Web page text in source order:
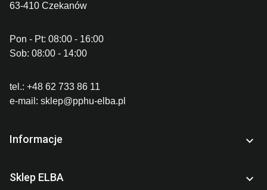
63-410 Czekanów
Pon - Pt: 08:00 - 16:00
Sob: 08:00 - 14:00
tel.: +48 62 733 86 11
e-mail: sklep@pphu-elba.pl
Informacje 
Sklep ELBA 